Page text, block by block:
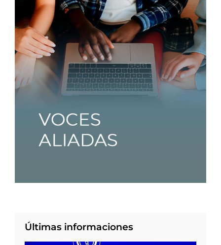
Últimas informaciones